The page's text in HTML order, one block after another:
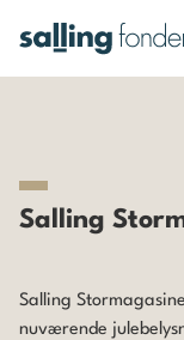
Salling
Salling Stormagasine
nuværende